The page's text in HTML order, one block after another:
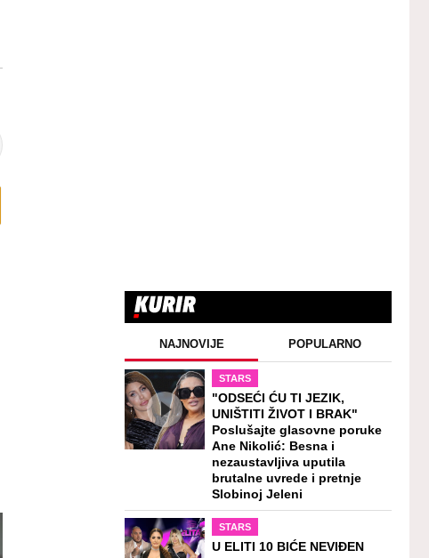
NAJNOVIJE POPULARNO
STARS
"ODSEĆI ĆU TI JEZIK,
UNIŠTITI ŽIVOT I BRAK"
Poslušajte glasovne poruke
Ane Nikolić: Besna i
nezaustavljiva uputila
brutalne uvrede i pretnje
Slobinoj Jeleni
STARS
U ELITI 10 BIĆE NEVIĐEN